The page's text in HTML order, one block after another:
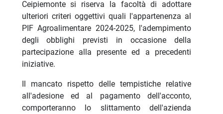
Ceipiemonte si riserva la facoltà di adottare
ulteriori criteri oggettivi quali l'appartenenza al
PIF Agroalimentare 2024-2025, l'adempimento
degli obblighi previsti in occasione della
partecipazione alla presente ed a precedenti
iniziative.
Il mancato rispetto delle tempistiche relative
all'adesione ed al pagamento dell'acconto,
comporteranno lo slittamento dell'azienda